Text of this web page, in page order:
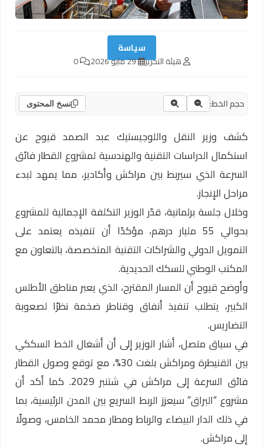
سياسة
هيئة التحرير 29 مايو 2026 0
حجم الخط: نسخ المحتوى
كشف وزير النقل واللوجيستيك عبد الصمد قيوح عن
استكمال الدراسات التقنية والهندسية لمشروع القطار فائق
السرعة الذي سيربط بين مراكش وأكادير، مما يمهد لبدء
مراحل الإنجاز.
وخلال جلسة برلمانية، قدّر الوزير التكلفة الإجمالية للمشروع
بحوالي 55 مليار درهم، مؤكدًا أن تنفيذه يعتمد على
التمويل الدولي والشراكات التقنية المتخصصة، بالتعاون مع
المكتب الوطني للسكك الحديدية.
وأوضح قيوح أن المسار المقترح، الذي يعبر مناطق الأطلس
الكبير، يتطلب تنفيذ أنفاق وقناطر ضخمة نظرًا لصعوبة
التضاريس.
في سياق متصل، أشار الوزير إلى أن أشغال الخط السككي
بين القنيطرة ومراكش بلغت 30%، مع توقع وصول القطار
فائق السرعة إلى مراكش في شتنبر 2029. كما أكد أن
مشروع “البراق” سيعزز الربط السريع بين المدن الرئيسية، بما
في ذلك الدار البيضاء والرباط ومطار محمد الخامس، وصولًا
إلى مراكش.